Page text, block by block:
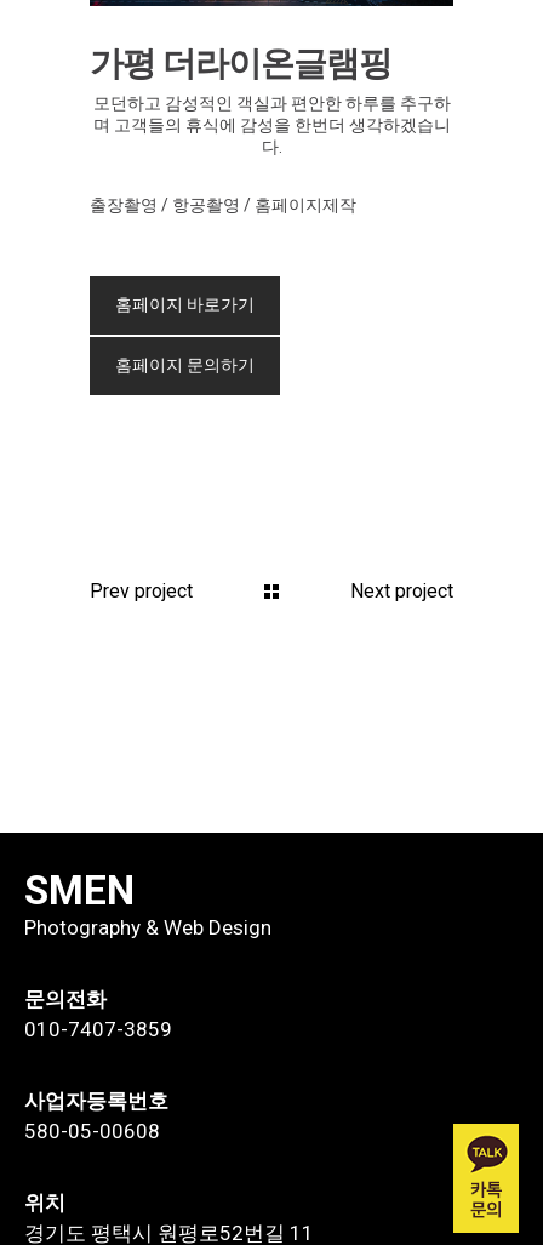
가평 더라이온글램핑
모던하고 감성적인 객실과 편안한 하루를 추구하
며 고객들의 휴식에 감성을 한번더 생각하겠습니
다.
출장촬영 / 항공촬영 / 홈페이지제작
홈페이지 바로가기
홈페이지 문의하기
Prev project Next project
SMEN
Photography & Web Design
문의전화
010-7407-3859
사업자등록번호
580-05-00608
위치
경기도 평택시 원평로52번길 11